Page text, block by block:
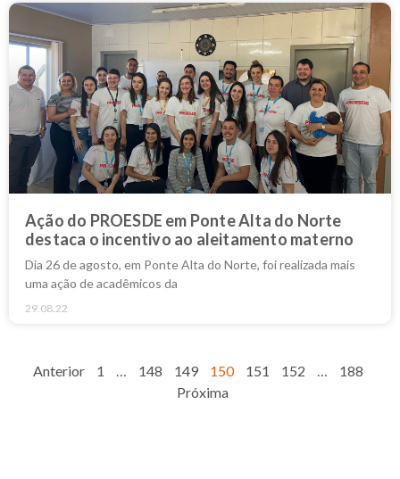
Ação do PROESDE em Ponte Alta do Norte
destaca o incentivo ao aleitamento materno
Dia 26 de agosto, em Ponte Alta do Norte, foi realizada mais
uma ação de acadêmicos da
29.08.22
Anterior 1 … 148 149 150 151 152 …
188
Próxima